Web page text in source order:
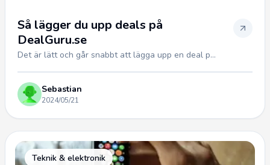
Så lägger du upp deals på
DealGuru.se
Det är lätt och går snabbt att lägga upp en deal p...
Sebastian
2024/05/21
Teknik & elektronik